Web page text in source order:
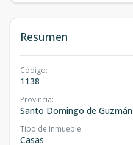
Resumen
Código:
1138
Provincia:
Santo Domingo de Guzmán
Tipo de inmueble:
Casas